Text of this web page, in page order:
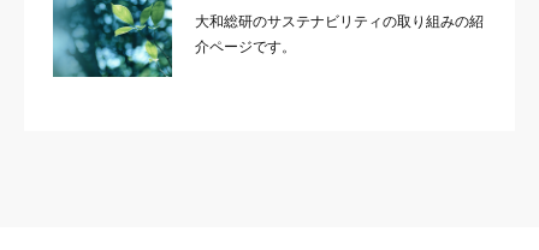
大和総研のサステナビリティの取り組みの紹
介ページです。